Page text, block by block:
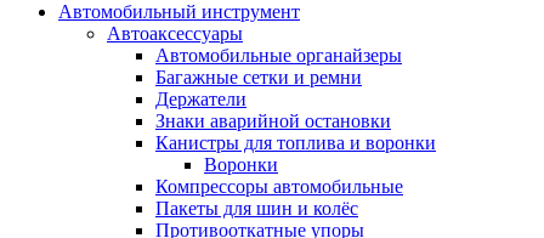
Автомобильный инструмент
Автоаксессуары
Автомобильные органайзеры
Багажные сетки и ремни
Держатели
Знаки аварийной остановки
Канистры для топлива и воронки
Воронки
Компрессоры автомобильные
Пакеты для шин и колёс
Противооткатные упоры